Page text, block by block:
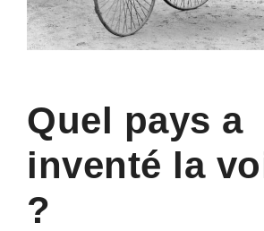
Quel pays a
inventé la
?